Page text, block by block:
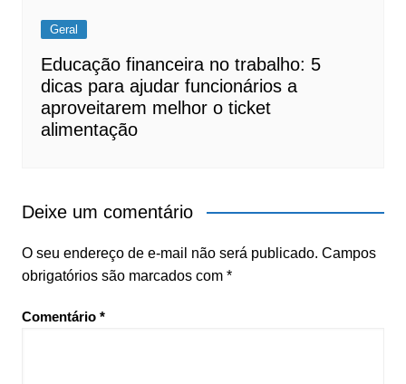
Geral
Educação financeira no trabalho: 5
dicas para ajudar funcionários a
aproveitarem melhor o ticket
alimentação
Deixe um comentário
O seu endereço de e-mail não será publicado. Campos
obrigatórios são marcados com *
Comentário *